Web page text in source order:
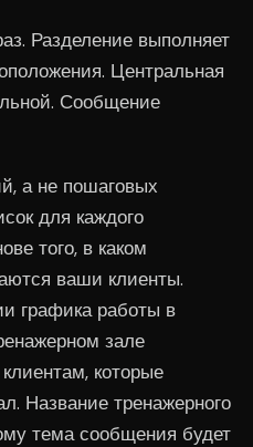
Разделение выполняет
Центральная
Сообщение
а не пошаговых
для каждого
того, в каком
ваши клиенты.
графика работы в
зале
которые
Название тренажерного
тема сообщения будет